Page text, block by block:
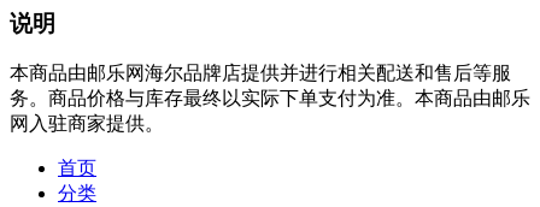
说明
本商品由邮乐网海尔品牌店提供并进行相关配送和售后等服
务。商品价格与库存最终以实际下单支付为准。本商品由邮乐
网入驻商家提供。
首页
分类